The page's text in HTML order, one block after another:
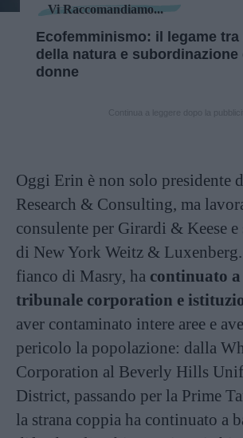
Vi Raccomandiamo...
Ecofemminismo: il legame tra
della natura e subordinazione
donne
Oggi Erin è non solo presidente
Research & Consulting, ma
consulente per Girardi & Keese
di New York Weitz &
fianco di Masry, ha continuato
tribunale corporation e
aver contaminato intere aree e
pericolo la popolazione: dalla
Corporation al Beverly Hills
District, passando per la Prime
la strana coppia ha continuato a